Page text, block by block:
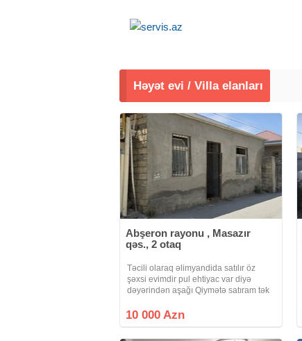
Həyət evi / Villa elanları
Abşeron rayonu , Masazır
qəs., 2 otaq
Təcili olaraq əlimyandida satılır öz
şəxsi evimdir pul ehtiyac var diyə
dəyərindən aşağı Qiymətə satıram tək
qiymətinə Həyət evi satıram sənətlər
10 000 Azn